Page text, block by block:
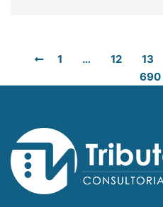
1 … 12 13
690